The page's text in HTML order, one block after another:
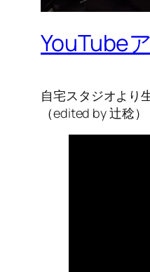
YouTube
自宅スタジオより
（edited by 辻稔）